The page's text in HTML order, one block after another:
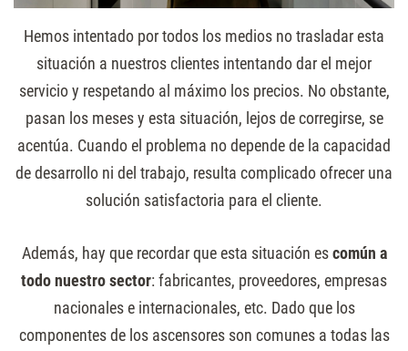
Hemos intentado por todos los medios no trasladar esta
situación a nuestros clientes intentando dar el mejor
servicio y respetando al máximo los precios. No obstante,
pasan los meses y esta situación, lejos de corregirse, se
acentúa. Cuando el problema no depende de la capacidad
de desarrollo ni del trabajo, resulta complicado ofrecer una
solución satisfactoria para el cliente.
Además, hay que recordar que esta situación escomún a
todonuestrosector: fabricantes, proveedores, empresas
nacionales e internacionales, etc. Dado que los
componentes de los ascensores son comunes a todas las